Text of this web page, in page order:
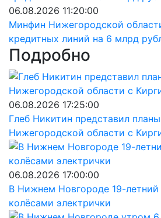
06.08.2026 11:20:00
Минфин Нижегородской
кредитных линий на 6 млрд
Подробно
06.08.2026 17:25:00
Глеб Никитин представил
Нижегородской области с
06.08.2026 17:00:00
В Нижнем Новгороде 19-летний
колёсами электрички